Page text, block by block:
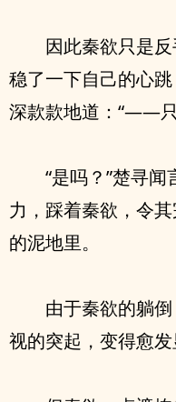
因此秦欲只是
稳了一下自己的心
深款款地道：“——
“是吗？”楚寻
力，踩着秦欲，令
的泥地里。
由于秦欲的躺
视的突起，变得愈发